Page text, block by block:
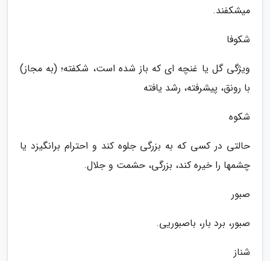
میشکفند.
شکوفا
ویژگی گل یا غنچه ای که باز شده است، شکفته؛ (به مجاز)
با رونق، پیشرفته، رشد یافته
شکوه
حالتی در کسی که به بزرگی جلوه کند و احترام برانگیزد یا
چشمها را خیره کند، بزرگی، حشمت و جلال.
صبور
صبور، برد بار، باصبوریی.
شناز